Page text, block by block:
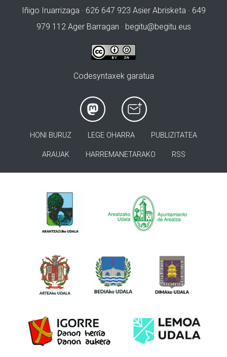
Iñigo Iruarrizaga · 626 647 923 Asier Abrisketa · 649
979 112 Ager Barragan · begitu@begitu.eus
Codesyntaxek garatua
HONI BURUZ LEGE OHARRA PUBLIZITATEA
ARAUAK HARREMANETARAKO RSS